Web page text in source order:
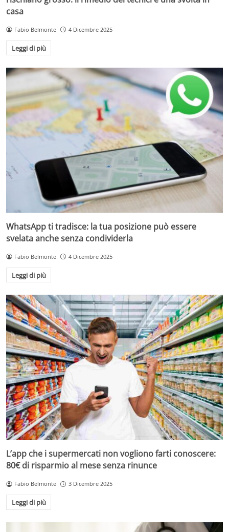
casa
Fabio Belmonte 4 Dicembre 2025
Leggi di più
WhatsApp ti tradisce: la tua posizione può essere
svelata anche senza condividerla
Fabio Belmonte 4 Dicembre 2025
Leggi di più
L’app che i supermercati non vogliono farti conoscere:
80€ di risparmio al mese senza rinunce
Fabio Belmonte 3 Dicembre 2025
Leggi di più